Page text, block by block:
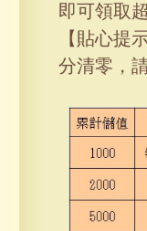
即可領取
【貼心提
分清零，